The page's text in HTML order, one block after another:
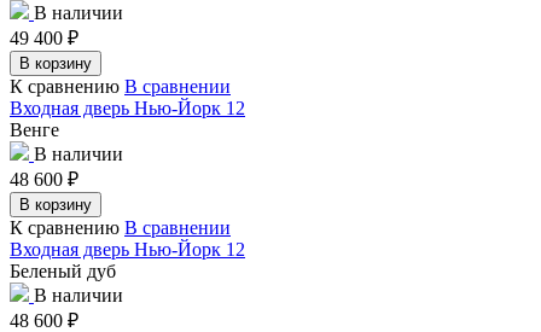
В наличии
49 400 ₽
В корзину
К сравнению В сравнении
Входная дверь Нью-Йорк 12
Венге
В наличии
48 600 ₽
В корзину
К сравнению В сравнении
Входная дверь Нью-Йорк 12
Беленый дуб
В наличии
48 600 ₽